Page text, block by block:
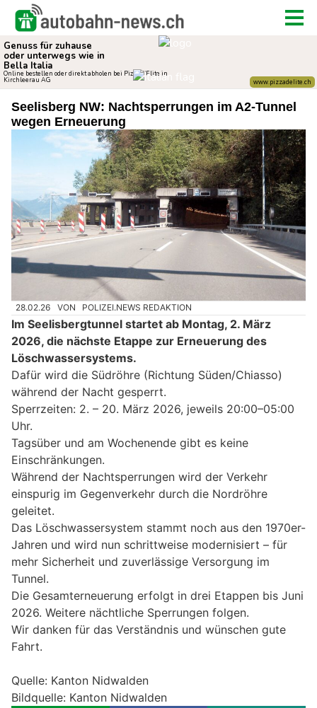
Seelisberg NW: Nachtsperrungen im A2-Tunnel
wegen Erneuerung
28.02.26 VON POLIZEI.NEWS REDAKTION
Im Seelisbergtunnel startet ab Montag, 2. März
2026, die nächste Etappe zur Erneuerung des
Löschwassersystems.
Dafür wird die Südröhre (Richtung Süden/Chiasso)
während der Nacht gesperrt.
Sperrzeiten: 2. – 20. März 2026, jeweils 20:00–05:00
Uhr.
Tagsüber und am Wochenende gibt es keine
Einschränkungen.
Während der Nachtsperrungen wird der Verkehr
einspurig im Gegenverkehr durch die Nordröhre
geleitet.
Das Löschwassersystem stammt noch aus den 1970er-
Jahren und wird nun schrittweise modernisiert – für
mehr Sicherheit und zuverlässige Versorgung im
Tunnel.
Die Gesamterneuerung erfolgt in drei Etappen bis Juni
2026. Weitere nächtliche Sperrungen folgen.
Wir danken für das Verständnis und wünschen gute
Fahrt.
Quelle: Kanton Nidwalden
Bildquelle: Kanton Nidwalden